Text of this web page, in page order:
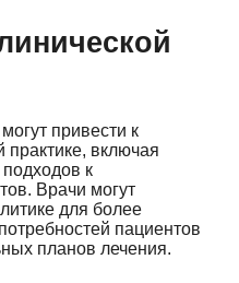
привести к
практике, включая
к
Врачи могут
для более
пациентов
планов лечения.